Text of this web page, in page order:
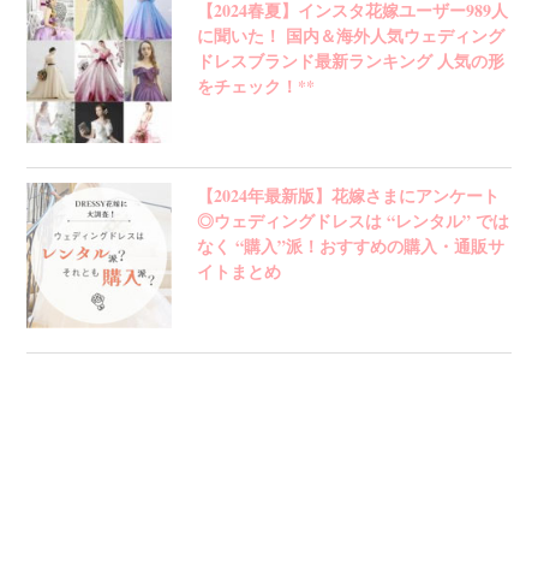
【2024春夏】インスタ花嫁ユーザー989人
に聞いた！ 国内＆海外人気ウェディング
ドレスブランド最新ランキング 人気の形
をチェック！**
【2024年最新版】花嫁さまにアンケート
◎ウェディングドレスは “レンタル” では
なく “購入”派！おすすめの購入・通販サ
イトまとめ